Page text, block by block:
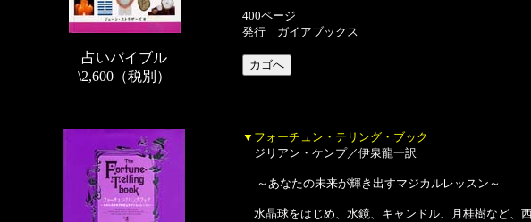
占いバイブル
\2,600（税別）
400ページ
発行 ガイアブックス
▼フォーチュン・テリング・ブック
ジリアン・ケンプ／伊泉龍一訳
～あなたの未来が輝き出すマジカルレッスン～
水晶球をはじめ、水鏡、キャンドル、月桂樹など、